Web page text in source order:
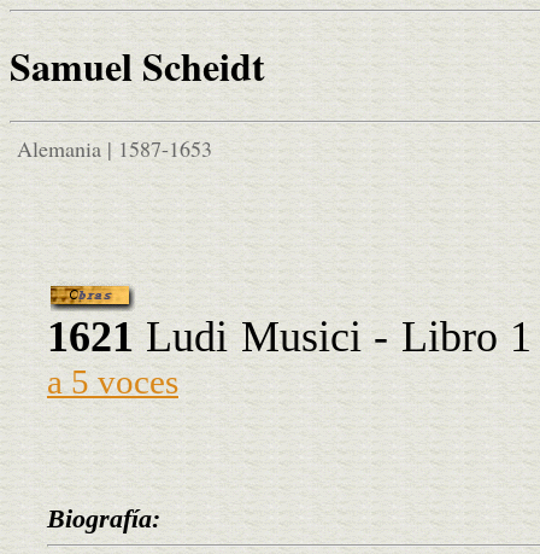
Samuel Scheidt
Alemania | 1587-1653
1621 Ludi Musici - Libro 1
a 5 voces
Biografía: